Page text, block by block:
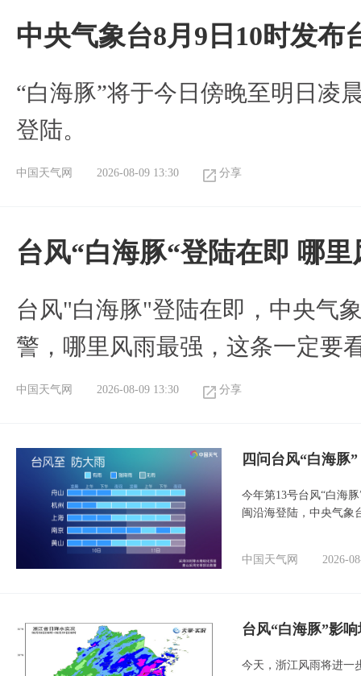
中央气象台8月9日10时发布
“白海豚”将于今日傍晚至明日凌
登陆。
中国天气网 2026-08-09 13:30 分享
台风“白海豚“登陆在即 哪
台风"白海豚"登陆在即，中央气
警，哪里风雨最强，这条一定要
中国天气网 2026-08-09 13:30 分享
四问台风“白海豚
今年第13号台风“白海
闽沿海登陆，中央气象
中国天气网 2026-
台风“白海豚”影
今天，浙江风雨将进一